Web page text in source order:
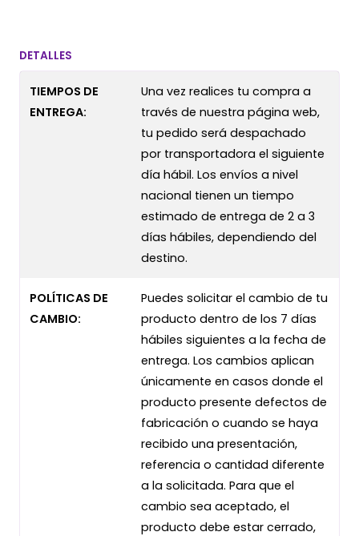
DETALLES
TIEMPOS DE
ENTREGA:
Una vez realices tu compra a
través de nuestra página web,
tu pedido será despachado
por transportadora el siguiente
día hábil. Los envíos a nivel
nacional tienen un tiempo
estimado de entrega de 2 a 3
días hábiles, dependiendo del
destino.
POLÍTICAS DE
CAMBIO:
Puedes solicitar el cambio de tu
producto dentro de los 7 días
hábiles siguientes a la fecha de
entrega. Los cambios aplican
únicamente en casos donde el
producto presente defectos de
fabricación o cuando se haya
recibido una presentación,
referencia o cantidad diferente
a la solicitada. Para que el
cambio sea aceptado, el
producto debe estar cerrado,